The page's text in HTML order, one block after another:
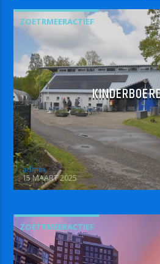
ZOETRMEERACTIEF
admin
15 MAART 2025
ZOETRMEERACTIEF